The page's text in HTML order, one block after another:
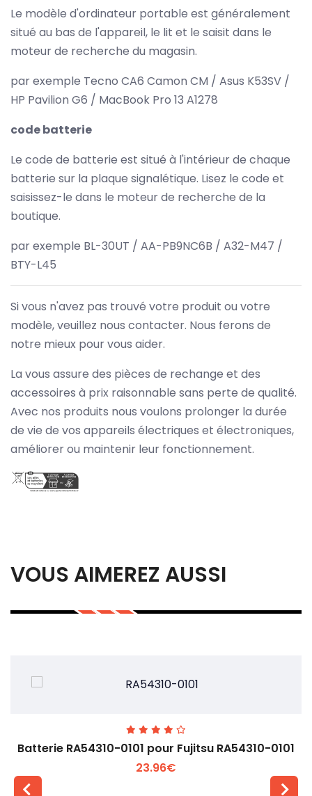
Le modèle d'ordinateur portable est généralement
situé au bas de l'appareil, le lit et le saisit dans le
moteur de recherche du magasin.
par exemple Tecno CA6 Camon CM / Asus K53SV /
HP Pavilion G6 / MacBook Pro 13 A1278
code batterie
Le code de batterie est situé à l'intérieur de chaque
batterie sur la plaque signalétique. Lisez le code et
saisissez-le dans le moteur de recherche de la
boutique.
par exemple BL-30UT / AA-PB9NC6B / A32-M47 /
BTY-L45
Si vous n'avez pas trouvé votre produit ou votre
modèle, veuillez nous contacter. Nous ferons de
notre mieux pour vous aider.
La vous assure des pièces de rechange et des
accessoires à prix raisonnable sans perte de qualité.
Avec nos produits nous voulons prolonger la durée
de vie de vos appareils électriques et électroniques,
améliorer ou maintenir leur fonctionnement.
VOUS AIMEREZ AUSSI
Batterie RA54310-0101 pour Fujitsu RA54310-0101
23.96€